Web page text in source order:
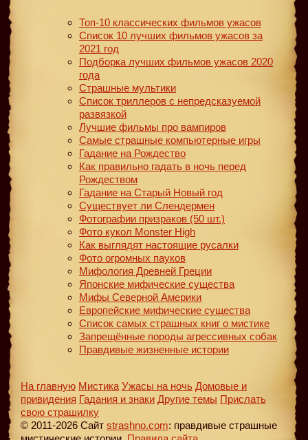
Топ-10 классических фильмов ужасов
Список 10 лучших фильмов ужасов за
2021 год
Подборка лучших фильмов ужасов 2020
года
Страшные мультики
Список триллеров с непредсказуемой
развязкой
Лучшие фильмы про вампиров
Самые страшные компьютерные игры
Гадание на Рождество
Как правильно гадать в ночь перед
Рождеством
Гадание на Старый Новый год
Существует ли Слендермен
Фотографии призраков (50 шт.)
Фото кукол Monster High
Как выглядят настоящие русалки
Фото огромных пауков
Мифология Древней Греции
Японские мифические существа
Мифы Северной Америки
Европейские мифические существа
Список самых страшных книг о мистике
Запрещённые породы агрессивных собак
Правдивые жизненные истории
На главную Мистика Ужасы на ночь Домовые и
привидения Гадания и знаки Другие темы Прислать
свою страшилку
© 2011-2026 Сайт strashno.com: правдивые страшные